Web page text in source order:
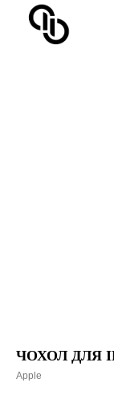
ЧОХОЛ ДЛЯ
Apple